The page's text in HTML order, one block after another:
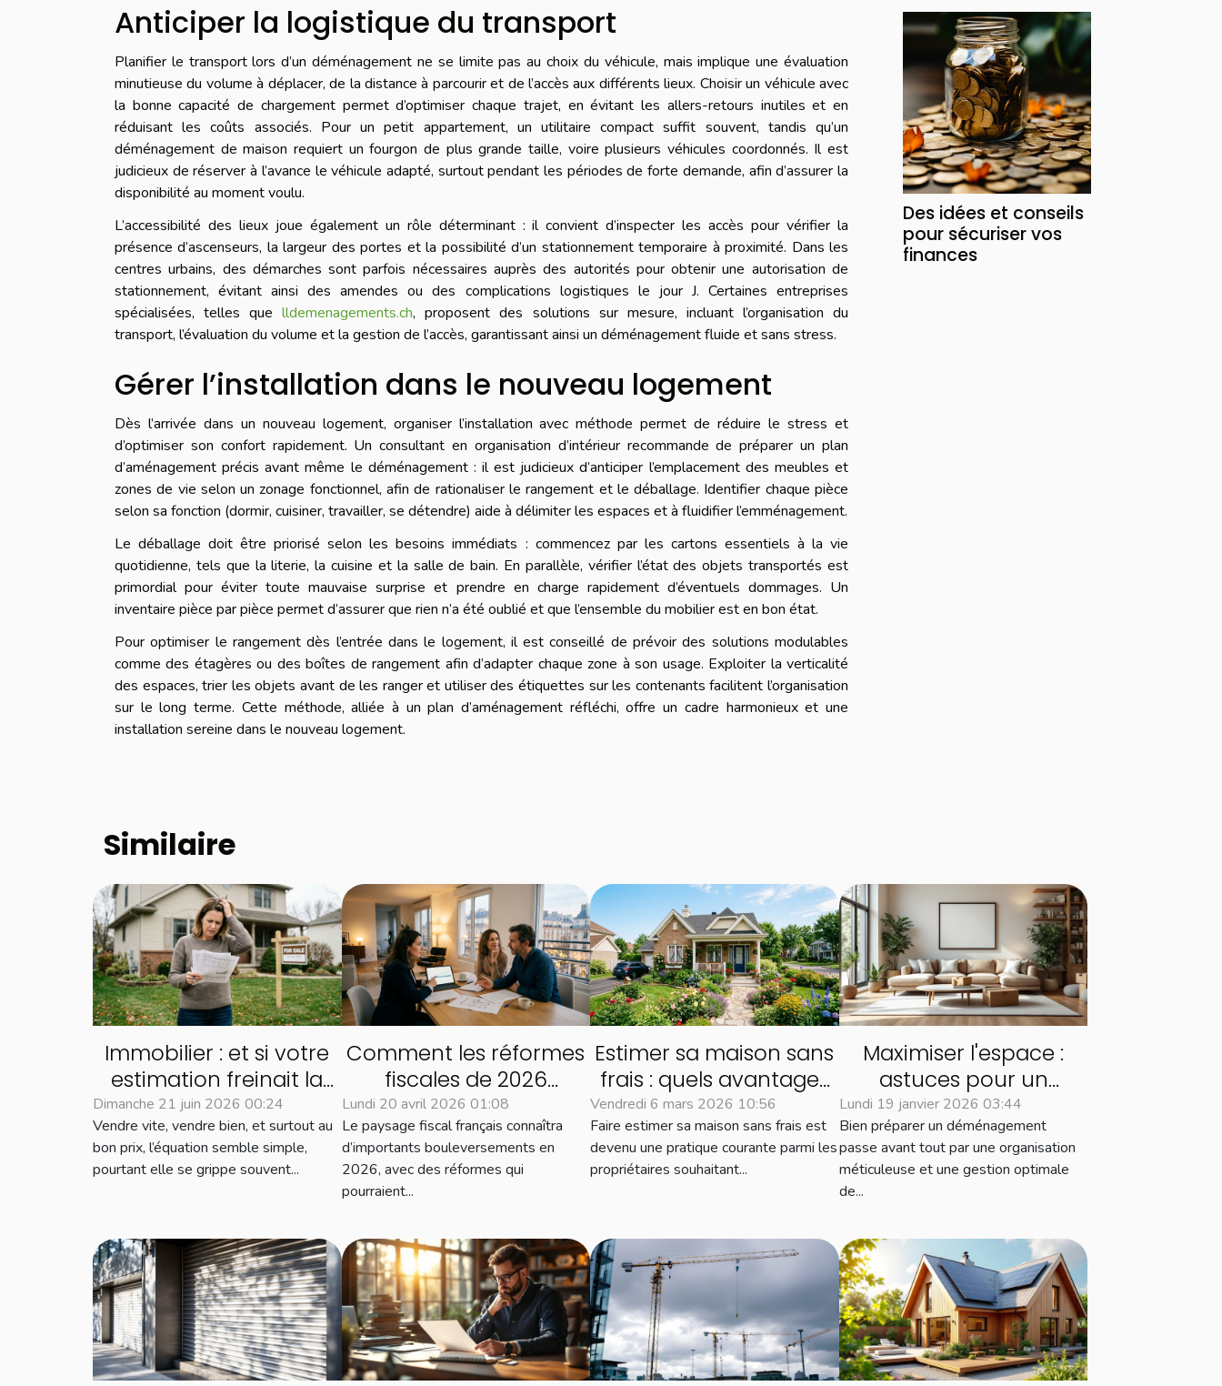
Anticiper la logistique du transport
Planifier le transport lors d’un déménagement ne se limite pas au choix du véhicule, mais implique une évaluation
minutieuse du volume à déplacer, de la distance à parcourir et de l’accès aux différents lieux. Choisir un véhicule avec
la bonne capacité de chargement permet d’optimiser chaque trajet, en évitant les allers-retours inutiles et en
réduisant les coûts associés. Pour un petit appartement, un utilitaire compact suffit souvent, tandis qu’un
déménagement de maison requiert un fourgon de plus grande taille, voire plusieurs véhicules coordonnés. Il est
judicieux de réserver à l’avance le véhicule adapté, surtout pendant les périodes de forte demande, afin d’assurer la
disponibilité au moment voulu.
L’accessibilité des lieux joue également un rôle déterminant : il convient d’inspecter les accès pour vérifier la
présence d’ascenseurs, la largeur des portes et la possibilité d’un stationnement temporaire à proximité. Dans les
centres urbains, des démarches sont parfois nécessaires auprès des autorités pour obtenir une autorisation de
stationnement, évitant ainsi des amendes ou des complications logistiques le jour J. Certaines entreprises
spécialisées, telles quelldemenagements.ch, proposent des solutions sur mesure, incluant l’organisation du
transport, l’évaluation du volume et la gestion de l’accès, garantissant ainsi un déménagement fluide et sans stress.
Gérer l’installation dans le nouveau logement
Dès l’arrivée dans un nouveau logement, organiser l’installation avec méthode permet de réduire le stress et
d’optimiser son confort rapidement. Un consultant en organisation d’intérieur recommande de préparer un plan
d’aménagement précis avant même le déménagement : il est judicieux d’anticiper l’emplacement des meubles et
zones de vie selon un zonage fonctionnel, afin de rationaliser le rangement et le déballage. Identifier chaque pièce
selon sa fonction (dormir, cuisiner, travailler, se détendre) aide à délimiter les espaces et à fluidifier l’emménagement.
Le déballage doit être priorisé selon les besoins immédiats : commencez par les cartons essentiels à la vie
quotidienne, tels que la literie, la cuisine et la salle de bain. En parallèle, vérifier l’état des objets transportés est
primordial pour éviter toute mauvaise surprise et prendre en charge rapidement d’éventuels dommages. Un
inventaire pièce par pièce permet d’assurer que rien n’a été oublié et que l’ensemble du mobilier est en bon état.
Pour optimiser le rangement dès l’entrée dans le logement, il est conseillé de prévoir des solutions modulables
comme des étagères ou des boîtes de rangement afin d’adapter chaque zone à son usage. Exploiter la verticalité
des espaces, trier les objets avant de les ranger et utiliser des étiquettes sur les contenants facilitent l’organisation
sur le long terme. Cette méthode, alliée à un plan d’aménagement réfléchi, offre un cadre harmonieux et une
installation sereine dans le nouveau logement.
Des idées et conseils
pour sécuriser vos
finances
Similaire
Immobilier : et si votre
estimation freinait la
vente de votre bien ?
Dimanche 21 juin 2026 00:24
Vendre vite, vendre bien, et surtout au
bon prix, l’équation semble simple,
pourtant elle se grippe souvent...
Comment les réformes
fiscales de 2026
influenceront le
marché immobilier ?
Lundi 20 avril 2026 01:08
Le paysage fiscal français connaîtra
d’importants bouleversements en
2026, avec des réformes qui
pourraient...
Estimer sa maison sans
frais : quels avantages
pour les propriétaires ?
Vendredi 6 mars 2026 10:56
Faire estimer sa maison sans frais est
devenu une pratique courante parmi les
propriétaires souhaitant...
Maximiser l'espace :
astuces pour un
déménagement
efficace
Lundi 19 janvier 2026 03:44
Bien préparer un déménagement
passe avant tout par une organisation
méticuleuse et une gestion optimale
de...